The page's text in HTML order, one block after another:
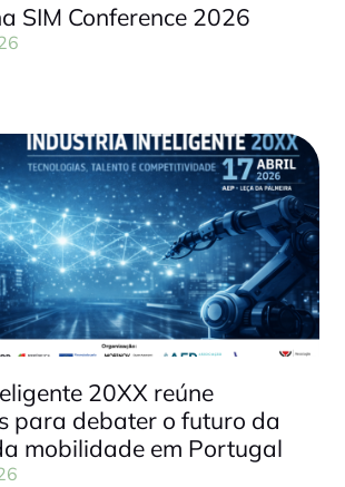
SIM Conference 2026
20XX reúne
para debater o futuro da
mobilidade em Portugal